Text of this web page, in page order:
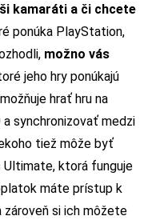
kamaráti a či chcete
ponúka PlayStation,
možno vás
jeho hry ponúkajú
hrať hru na
synchronizovať medzi
tiež môže byť
Ultimate, ktorá funguje
máte prístup k
zároveň si ich môžete